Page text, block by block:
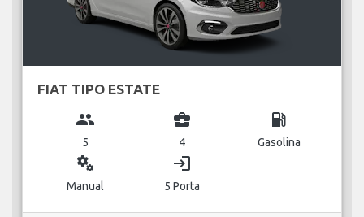
FIAT TIPO ESTATE
group
5
business_center
4
local_gas_station
Gasolina
miscellaneous_services
Manual
login
5 Porta